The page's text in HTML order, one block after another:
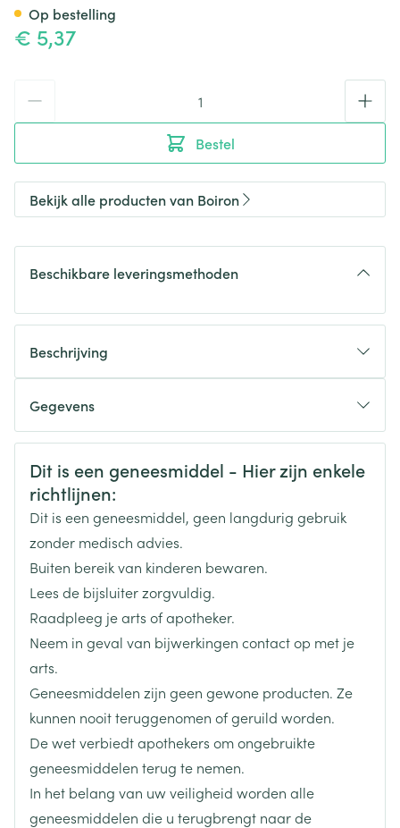
€ 5,37
Bestel
Op bestelling
Bekijk alle producten van Boiron
Beschikbare leveringsmethoden
Beschrijving
Gegevens
CNK
3100641
Organisaties
Merken Boiron
Breedte 15 mm
Lengte 68 mm
Diepte 15 mm
Hoeveelheid
Verpakking
4
Behoud Kamertemperatuur (15°C - 25°C)
Veiligheidsinformatie
Dit is een geneesmiddel - Hier zijn enkele
richtlijnen:
Dit is een geneesmiddel, geen langdurig gebruik
zonder medisch advies.
Buiten bereik van kinderen bewaren.
Lees de bijsluiter zorgvuldig.
Raadpleeg je arts of apotheker.
Neem in geval van bijwerkingen contact op met je
arts.
Geneesmiddelen zijn geen gewone producten. Ze
kunnen nooit teruggenomen of geruild worden.
De wet verbiedt apothekers om ongebruikte
geneesmiddelen terug te nemen.
In het belang van uw veiligheid worden alle
geneesmiddelen die u terugbrengt naar de